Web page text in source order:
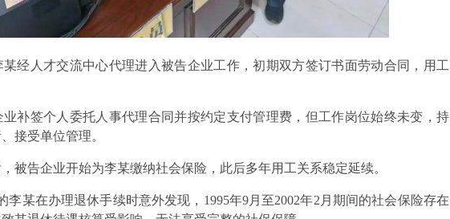
某经人才交流中心代理进入被告企业工作，初期双方签订书面劳动合同，用工
业补签个人委托人事代理合同并按约定支付管理费，但工作岗位始终未变，持
接受单位管理。
被告企业开始为李某缴纳社会保险，此后多年用工关系稳定延续。
李某在办理退休手续时意外发现，1995年9月至2002年2月期间的社会保险存在